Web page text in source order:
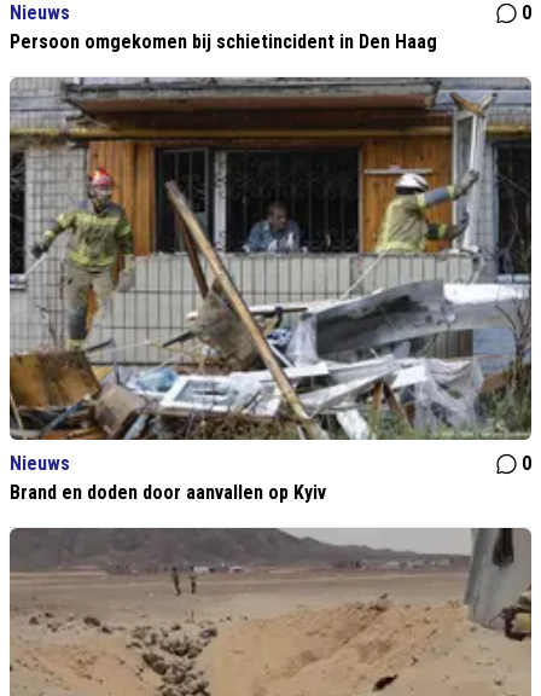
Nieuws
0
Persoon omgekomen bij schietincident in Den Haag
Nieuws
0
Brand en doden door aanvallen op Kyiv